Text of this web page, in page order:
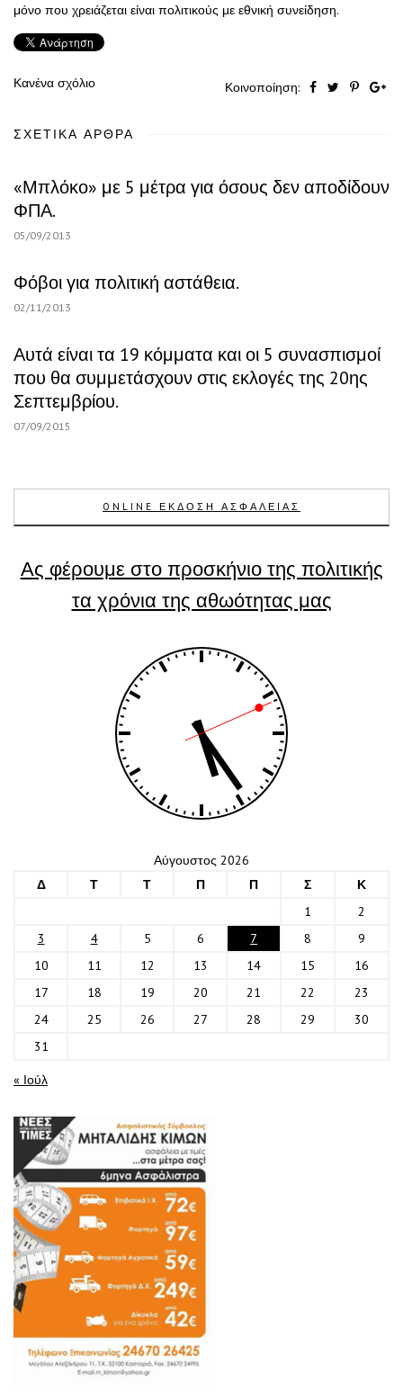
μόνο που χρειάζεται είναι πολιτικούς με εθνική συνείδηση.
Κανένα σχόλιο Κοινοποίηση:
ΣΧΕΤΙΚΆ ΆΡΘΡΑ
«Μπλόκο» με 5 μέτρα για όσους δεν αποδίδουν
ΦΠΑ.
05/09/2013
Φόβοι για πολιτική αστάθεια.
02/11/2013
Αυτά είναι τα 19 κόμματα και οι 5 συνασπισμοί
που θα συμμετάσχουν στις εκλογές της 20ης
Σεπτεμβρίου.
07/09/2015
ONLINE ΕΚΔΟΣΗ ΑΣΦΑΛΕΙΑΣ
Ας φέρουμε στο προσκήνιο της πολιτικής
τα χρόνια της αθωότητας μας
Αύγουστος 2026
Δ
Τ Τ Π Π Σ
Κ
1
2
3
4 5 6 7 8
9
10
11 12 13 14 15
16
17
18 19 20 21 22
23
24
25 26 27 28 29
30
31
« Ιούλ